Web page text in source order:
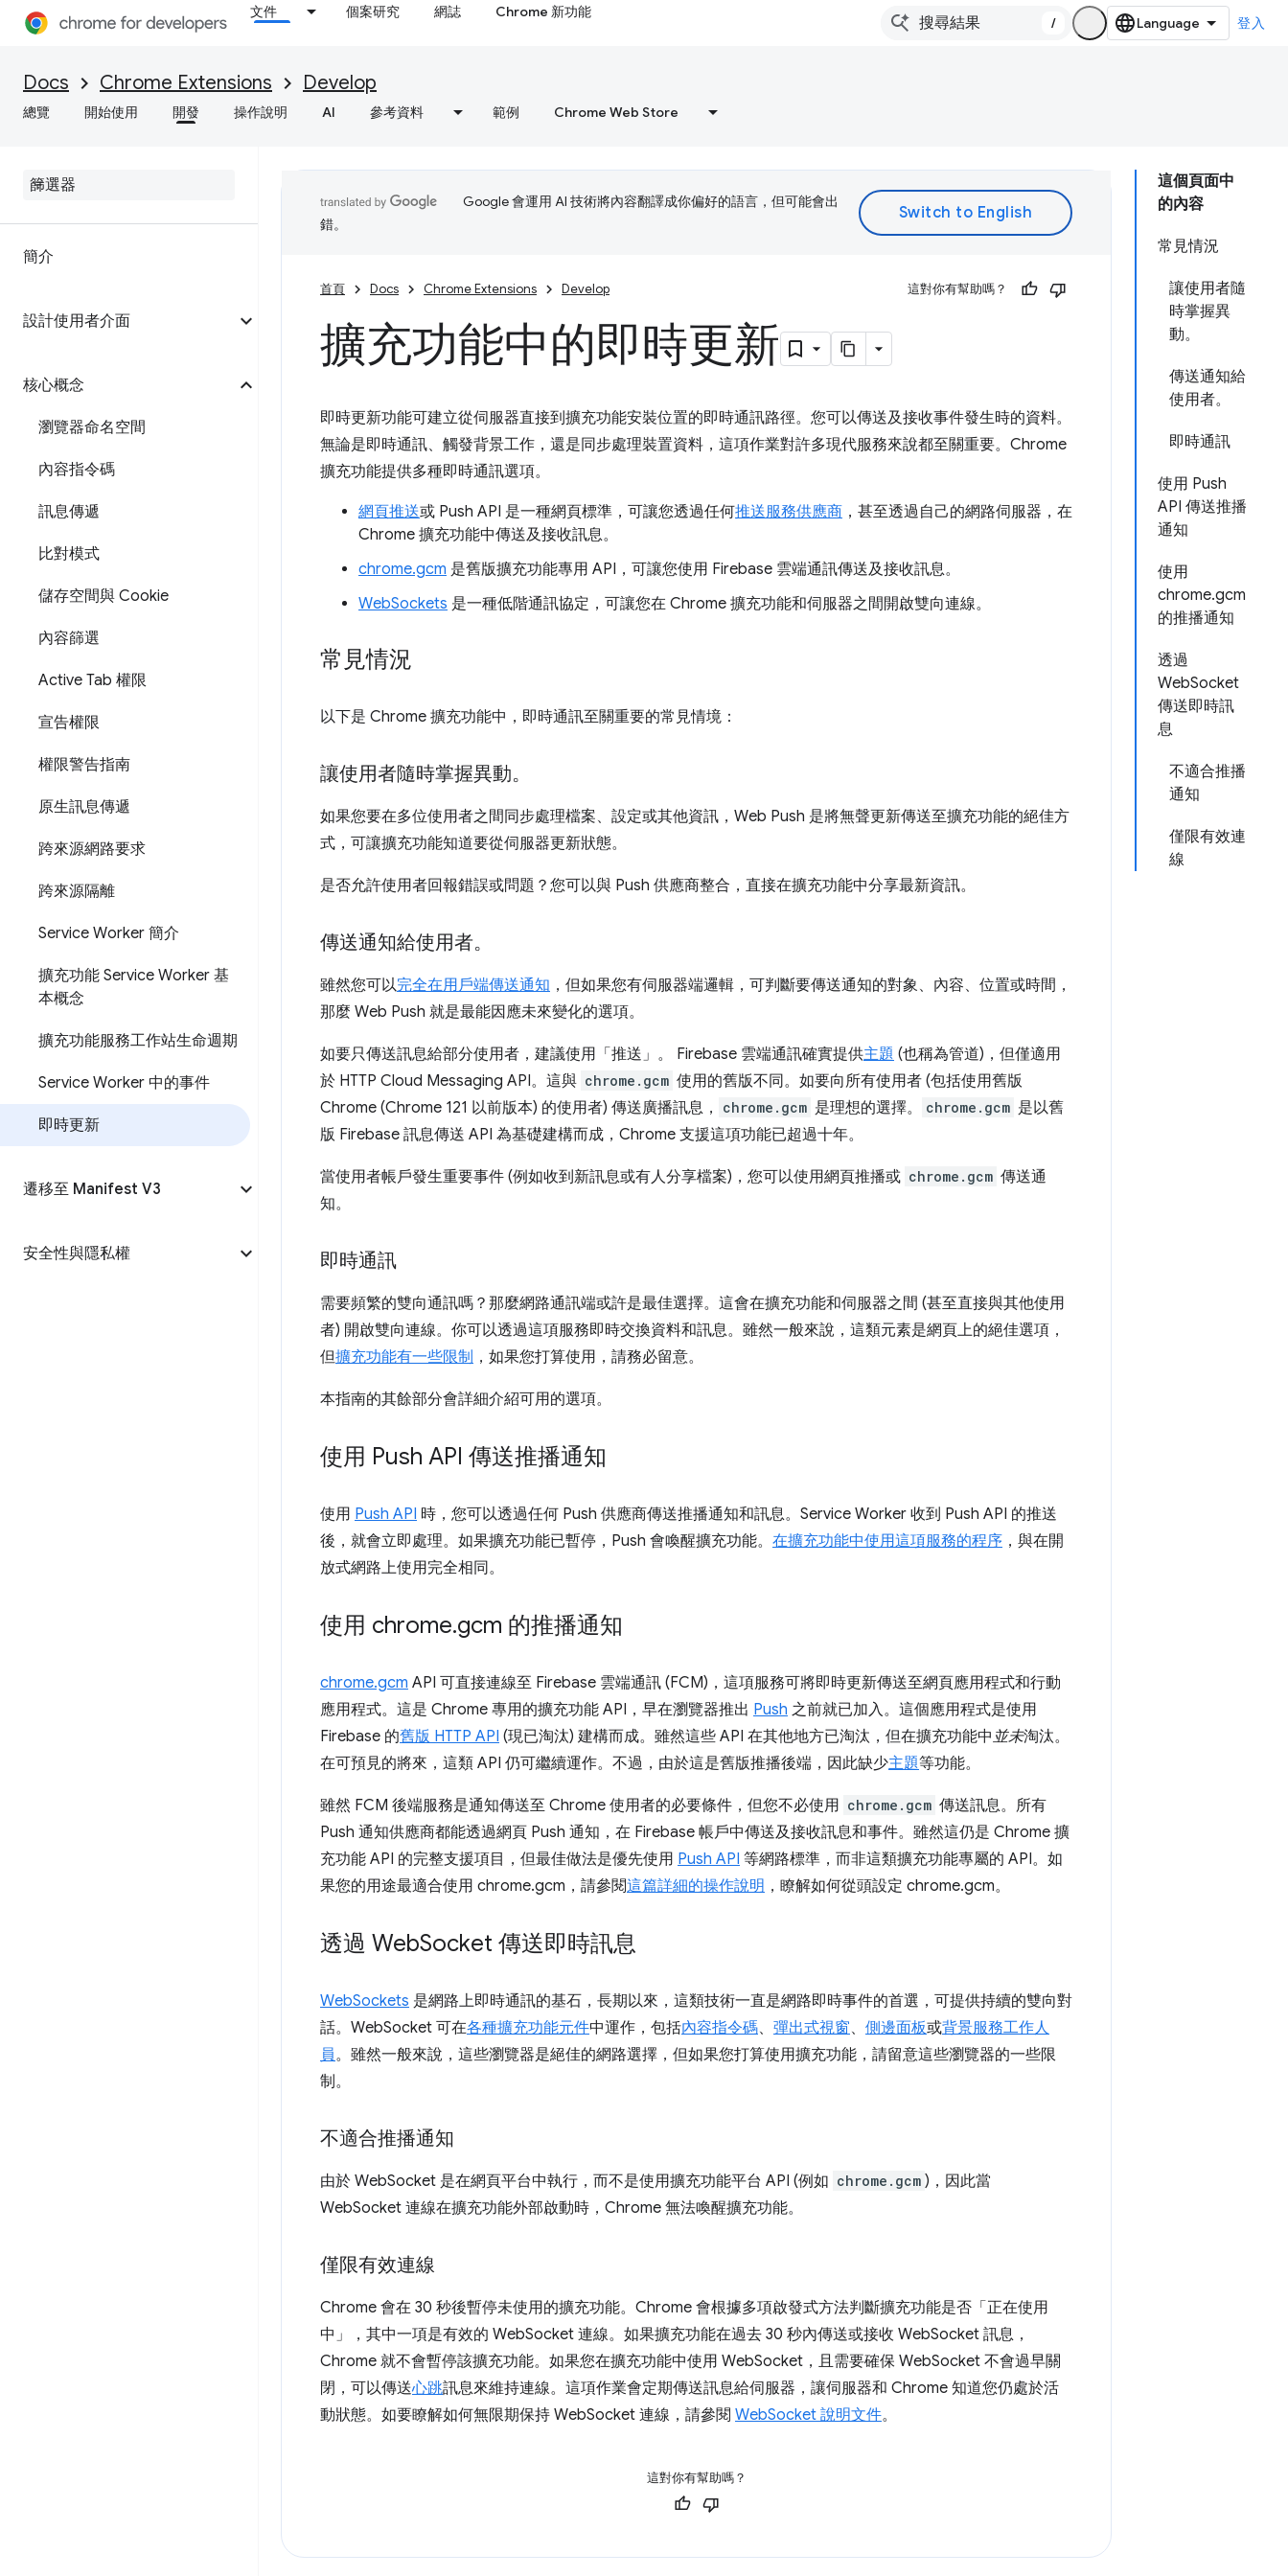
文件 個案研究 網誌 Chrome 新功能
/ 登入
Docs Chrome Extensions Develop
總覽 開始使用 開發 操作說明 AI 參考資料 範例 Chrome Web Store
簡介
設計使用者介面
核心概念
瀏覽器命名空間
內容指令碼
訊息傳遞
比對模式
儲存空間與 Cookie
內容篩選
Active Tab 權限
宣告權限
權限警告指南
原生訊息傳遞
跨來源網路要求
跨來源隔離
Service Worker 簡介
擴充功能 Service Worker 基
本概念
擴充功能服務工作站生命週期
Service Worker 中的事件
即時更新
遷移至 Manifest V3
安全性與隱私權
這個頁面中
的內容
常見情況
讓使用者隨
時掌握異
動。
傳送通知給
使用者。
即時通訊
使用 Push
API 傳送推播
通知
使用
chrome.gcm
的推播通知
透過
WebSocket
傳送即時訊
息
不適合推播
通知
僅限有效連
線
Google 會運用 AI 技術將內容翻譯成你偏好的語言，但可能會出
錯。
首頁 Docs Chrome Extensions Develop 這對你有幫助嗎？
擴充功能中的即時更新
即時更新功能可建立從伺服器直接到擴充功能安裝位置的即時通訊路徑。您可以傳送及接收事件發生時的資料。
無論是即時通訊、觸發背景工作，還是同步處理裝置資料，這項作業對許多現代服務來說都至關重要。Chrome
擴充功能提供多種即時通訊選項。
網頁推送或 Push API 是一種網頁標準，可讓您透過任何推送服務供應商 ，甚至透過自己的網路伺服器，在
Chrome 擴充功能中傳送及接收訊息。
chrome.gcm 是舊版擴充功能專用 API，可讓您使用 Firebase 雲端通訊傳送及接收訊息。
WebSockets 是一種低階通訊協定，可讓您在 Chrome 擴充功能和伺服器之間開啟雙向連線。
常見情況
以下是 Chrome 擴充功能中，即時通訊至關重要的常見情境：
讓使用者隨時掌握異動。
如果您要在多位使用者之間同步處理檔案、設定或其他資訊，Web Push 是將無聲更新傳送至擴充功能的絕佳方
式，可讓擴充功能知道要從伺服器更新狀態。
是否允許使用者回報錯誤或問題？您可以與 Push 供應商整合，直接在擴充功能中分享最新資訊。
傳送通知給使用者。
雖然您可以完全在用戶端傳送通知 ，但如果您有伺服器端邏輯，可判斷要傳送通知的對象、內容、位置或時間，
那麼 Web Push 就是最能因應未來變化的選項。
如要只傳送訊息給部分使用者，建議使用「推送」。 Firebase 雲端通訊確實提供主題 (也稱為管道)，但僅適用
於 HTTP Cloud Messaging API。這與 chrome.gcm 使用的舊版不同。如要向所有使用者 (包括使用舊版
Chrome (Chrome 121 以前版本) 的使用者) 傳送廣播訊息，
chrome.gcm 是理想的選擇。 chrome.gcm 是以舊
版 Firebase 訊息傳送 API 為基礎建構而成，Chrome 支援這項功能已超過十年。
當使用者帳戶發生重要事件 (例如收到新訊息或有人分享檔案)，您可以使用網頁推播或 chrome.gcm 傳送通
知。
即時通訊
需要頻繁的雙向通訊嗎？那麼網路通訊端或許是最佳選擇。這會在擴充功能和伺服器之間 (甚至直接與其他使用
者) 開啟雙向連線。你可以透過這項服務即時交換資料和訊息。雖然一般來說，這類元素是網頁上的絕佳選項，
但擴充功能有一些限制 ，如果您打算使用，請務必留意。
本指南的其餘部分會詳細介紹可用的選項。
使用 Push API 傳送推播通知
使用 Push API 時，您可以透過任何 Push 供應商傳送推播通知和訊息。Service Worker 收到 Push API 的推送
後，就會立即處理。如果擴充功能已暫停，Push 會喚醒擴充功能。 在擴充功能中使用這項服務的程序 ，與在開
放式網路上使用完全相同。
使用 chrome.gcm 的推播通知
chrome.gcm API 可直接連線至 Firebase 雲端通訊 (FCM)，這項服務可將即時更新傳送至網頁應用程式和行動
應用程式。這是 Chrome 專用的擴充功能 API，早在瀏覽器推出 Push 之前就已加入。這個應用程式是使用
Firebase 的舊版 HTTP API (現已淘汰) 建構而成。雖然這些 API 在其他地方已淘汰，但在擴充功能中並未淘汰。
在可預見的將來，這類 API 仍可繼續運作。不過，由於這是舊版推播後端，因此缺少主題等功能。
雖然 FCM 後端服務是通知傳送至 Chrome 使用者的必要條件，但您不必使用 chrome.gcm 傳送訊息。所有
Push 通知供應商都能透過網頁 Push 通知，在 Firebase 帳戶中傳送及接收訊息和事件。雖然這仍是 Chrome 擴
充功能 API 的完整支援項目，但最佳做法是優先使用 Push API 等網路標準，而非這類擴充功能專屬的 API。如
果您的用途最適合使用 chrome.gcm，請參閱這篇詳細的操作說明 ，瞭解如何從頭設定 chrome.gcm。
透過 WebSocket 傳送即時訊息
WebSockets 是網路上即時通訊的基石，長期以來，這類技術一直是網路即時事件的首選，可提供持續的雙向對
話。WebSocket 可在各種擴充功能元件中運作，包括內容指令碼、 彈出式視窗、 側邊面板或背景服務工作人
員。雖然一般來說，這些瀏覽器是絕佳的網路選擇，但如果您打算使用擴充功能，請留意這些瀏覽器的一些限
制。
不適合推播通知
由於 WebSocket 是在網頁平台中執行，而不是使用擴充功能平台 API (例如 chrome.gcm )，因此當
WebSocket 連線在擴充功能外部啟動時，Chrome 無法喚醒擴充功能。
僅限有效連線
Chrome 會在 30 秒後暫停未使用的擴充功能。Chrome 會根據多項啟發式方法判斷擴充功能是否「正在使用
中」，其中一項是有效的 WebSocket 連線。如果擴充功能在過去 30 秒內傳送或接收 WebSocket 訊息，
Chrome 就不會暫停該擴充功能。如果您在擴充功能中使用 WebSocket，且需要確保 WebSocket 不會過早關
閉，可以傳送心跳訊息來維持連線。這項作業會定期傳送訊息給伺服器，讓伺服器和 Chrome 知道您仍處於活
動狀態。如要瞭解如何無限期保持 WebSocket 連線，請參閱 WebSocket 說明文件。
這對你有幫助嗎？